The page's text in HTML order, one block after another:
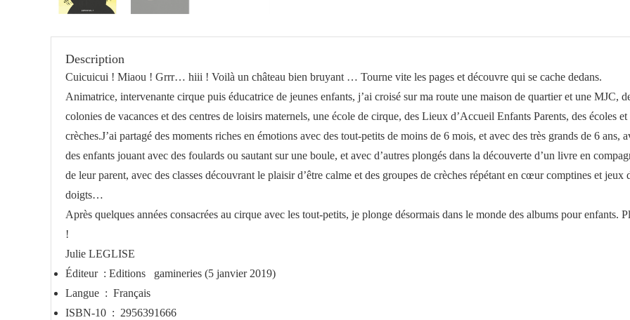
Description
Cuicuicui ! Miaou ! Grrr… hiii ! Voilà un château bien bruyant … Tourne vite les pages et découvre qui se cache dedans.
Animatrice, intervenante cirque puis éducatrice de jeunes enfants, j’ai croisé sur ma route une maison de quartier et une MJC,
colonies de vacances et des centres de loisirs maternels, une école de cirque, des Lieux d’Accueil Enfants Parents, des écoles et
crèches.J’ai partagé des moments riches en émotions avec des tout-petits de moins de 6 mois, et avec des très grands de 6 ans,
des enfants jouant avec des foulards ou sautant sur une boule, et avec d’autres plongés dans la découverte d’un livre en
de leur parent, avec des classes découvrant le plaisir d’être calme et des groupes de crèches répétant en cœur comptines et jeux
doigts…
Après quelques années consacrées au cirque avec les tout-petits, je plonge désormais dans le monde des albums pour enfants.
!
Julie LEGLISE
Éditeur ‏ : Editions ‎ gamineries (5 janvier 2019)
Langue ‏ : ‎ Français
ISBN-10 ‏ : ‎ 2956391666